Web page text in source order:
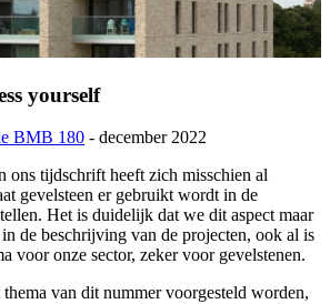
yourself
BMB 180 - december 2022
ons tijdschrift heeft zich misschien al
gevelsteen er gebruikt wordt in de
Het is duidelijk dat we dit aspect maar
de beschrijving van de projecten, ook al is
voor onze sector, zeker voor gevelstenen.
van dit nummer voorgesteld worden,